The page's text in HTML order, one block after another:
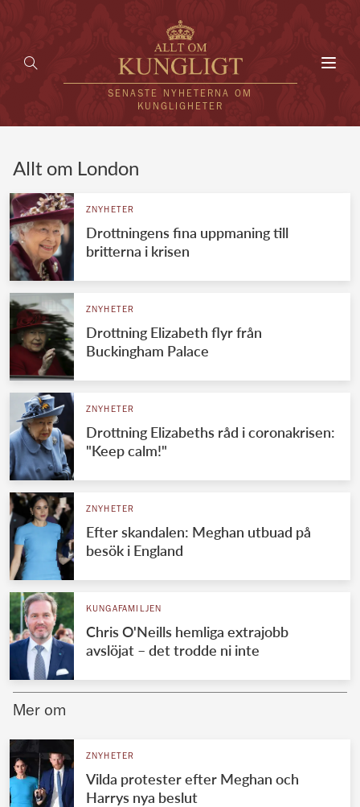
SENASTE NYHETERNA OM
KUNGLIGHETER
UTLÄNDSKT
VÄRLDENS KUNGAHUS
Svenska kungahuset
Brittiska kungahuset
Danska kungahuset
Spanska kungahuset
Jordanska kungahuset
Luxemburgska storhertighuset
Japanska kejsarhuset
Thailändska kungahuset
Marockanska kungahuset
REDAKTION
Allt om London
ZNYHETER
Drottningens fina uppmaning till
britterna i krisen
ZNYHETER
Drottning Elizabeth flyr från
Buckingham Palace
ZNYHETER
Drottning Elizabeths råd i coronakrisen:
"Keep calm!"
ZNYHETER
Efter skandalen: Meghan utbuad på
besök i England
KUNGAFAMILJEN
Chris O'Neills hemliga extrajobb
avslöjat – det trodde ni inte
Mer om
ZNYHETER
Vilda protester efter Meghan och
Harrys nya beslut